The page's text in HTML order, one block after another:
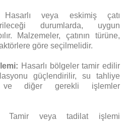
veya eskimiş çatı
durumlarda, uygun
Malzemeler, çatının türüne,
göre seçilmelidir.
Hasarlı bölgeler tamir edilir
güçlendirilir, su tahliye
ve diğer gerekli işlemler
Tamir veya tadilat işlemi